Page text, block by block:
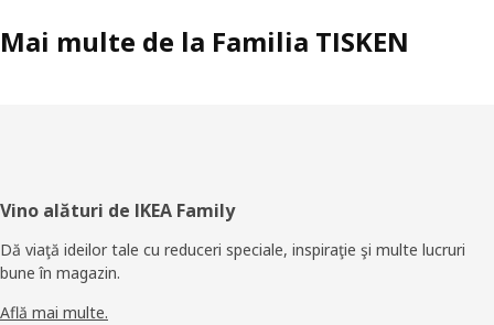
Mai multe de la Familia TISKEN
Subsol
Vino alături de IKEA Family
Dă viaţă ideilor tale cu reduceri speciale, inspiraţie şi multe lucruri
bune în magazin.
Află mai multe.